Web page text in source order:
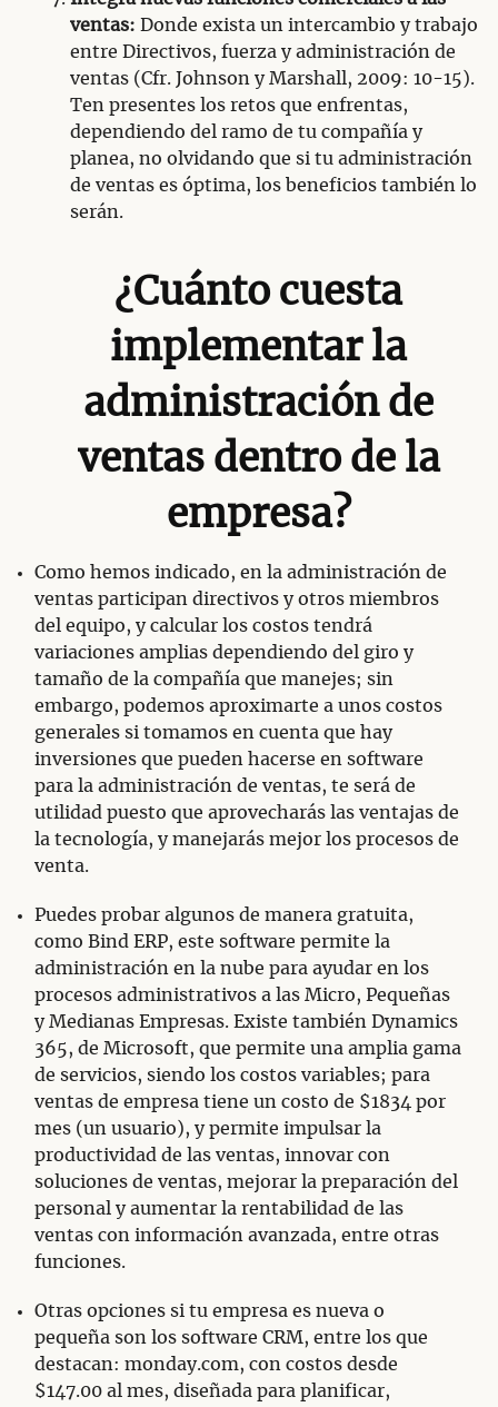
ventas: Donde exista un intercambio y trabajo
entre Directivos, fuerza y administración de
ventas (Cfr. Johnson y Marshall, 2009: 10-15).
Ten presentes los retos que enfrentas,
dependiendo del ramo de tu compañía y
planea, no olvidando que si tu administración
de ventas es óptima, los beneficios también lo
serán.
¿Cuánto cuesta
implementar la
administración de
ventas dentro de la
empresa?
Como hemos indicado, en la administración de
ventas participan directivos y otros miembros
del equipo, y calcular los costos tendrá
variaciones amplias dependiendo del giro y
tamaño de la compañía que manejes; sin
embargo, podemos aproximarte a unos costos
generales si tomamos en cuenta que hay
inversiones que pueden hacerse en software
para la administración de ventas, te será de
utilidad puesto que aprovecharás las ventajas de
la tecnología, y manejarás mejor los procesos de
venta.
Puedes probar algunos de manera gratuita,
como Bind ERP, este software permite la
administración en la nube para ayudar en los
procesos administrativos a las Micro, Pequeñas
y Medianas Empresas. Existe también Dynamics
365, de Microsoft, que permite una amplia gama
de servicios, siendo los costos variables; para
ventas de empresa tiene un costo de $1834 por
mes (un usuario), y permite impulsar la
productividad de las ventas, innovar con
soluciones de ventas, mejorar la preparación del
personal y aumentar la rentabilidad de las
ventas con información avanzada, entre otras
funciones.
Otras opciones si tu empresa es nueva o
pequeña son los software CRM, entre los que
destacan: monday.com, con costos desde
$147.00 al mes, diseñada para planificar,